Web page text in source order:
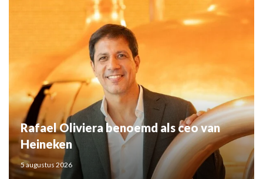
Rafael Oliviera benoemd als ceo van
Heineken
5 augustus 2026